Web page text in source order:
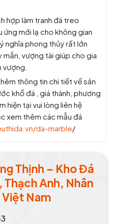
hợp làm tranh đá treo
mới lạ cho không gian
nghĩa phong thủy rất lớn
mắn, vượng tài giúp cho gia
vượng.
thông tin chi tiết về sản
khổ đá , giá thành, phương
hiện tại vui lòng liên hệ
xem thêm các mẫu đá
da-marble/
Thịnh – Kho Đá
Anh, Nhân
Việt Nam